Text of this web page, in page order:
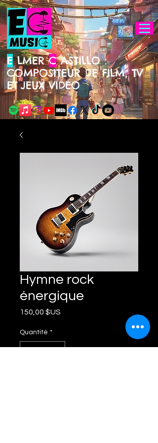
E LMER C ASTILLO :
COMPOSITEUR DE FILM, TV
ET JEUX VIDÉO
Hymne rock
énergique
150,00 $US
Quantité *